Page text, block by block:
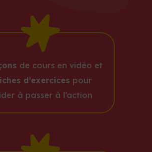
de cours en vidéo et
d’exercices pour
à passer à l’action